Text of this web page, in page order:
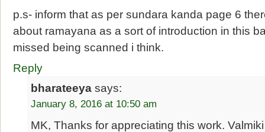
p.s- inform that as per sundara kanda page 6
about ramayana as a sort of introduction in this
missed being scanned i think.
Reply
bharateeya says:
January 8, 2016 at 10:50 am
MK, Thanks for appreciating this work.